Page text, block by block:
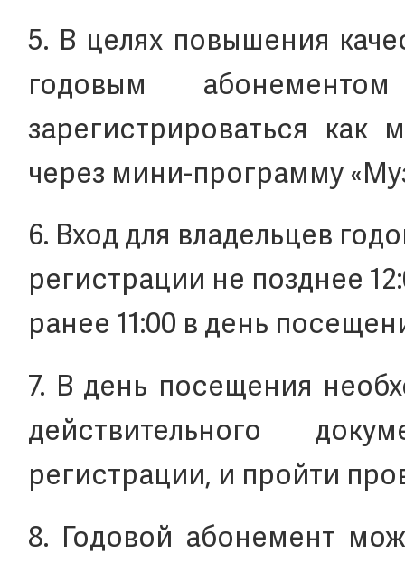
5. В целях повышения
годовым
зарегистрироваться
через мини-программу
6. Вход для владельцев
регистрации не позднее
ранее 11:00 в день
7. В день посещения
действительного
регистрации, и пройти
8. Годовой абонемент